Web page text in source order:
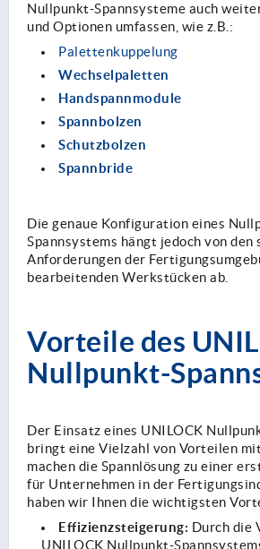
Nullpunkt-Spannsysteme auch
und Optionen umfassen, wie z.B.:
Palettenkuppelung
Wechselpaletten
Handspannmodule
Spannbolzen
Schutzbolzen
Spannbride
Die genaue Konfiguration eines
Spannsystems hängt jedoch von den
Anforderungen der
bearbeitenden Werkstücken ab.
Vorteile des
Nullpunkt-
Der Einsatz eines UNILOCK
bringt eine Vielzahl von Vorteilen
machen die Spannlösung zu einer
für Unternehmen in der
haben wir Ihnen die wichtigsten
Effizienzsteigerung: Durch die
UNILOCK Nullpunkt-